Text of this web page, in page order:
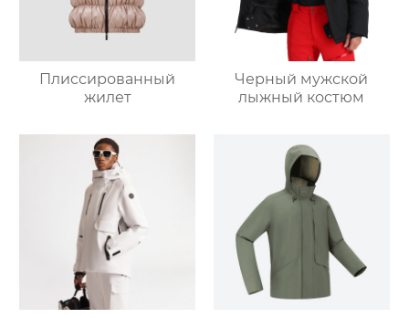
Плиссированный
жилет
Черный мужской
лыжный костюм